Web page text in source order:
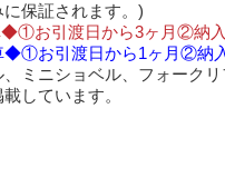
保証されます。)
お引渡日から3ヶ月②納入
お引渡日から1ヶ月②納
ミニショベル、フォーク
しています。